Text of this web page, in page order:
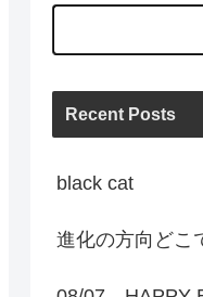
Recent Posts
black cat
進化の方向どこ